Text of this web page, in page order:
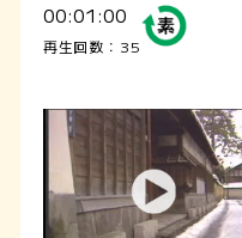
00:01:00
再生回数：35